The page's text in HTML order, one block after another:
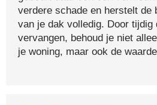
verdere schade en herstelt de
van je dak volledig. Door tijdig
vervangen, behoud je niet
je woning, maar ook de